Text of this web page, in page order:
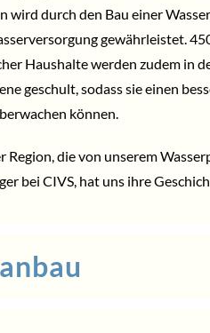
wird durch den Bau einer
gewährleistet.
Haushalte werden zudem in
geschult, sodass sie einen
können.
die von unserem
bei CIVS, hat uns ihre